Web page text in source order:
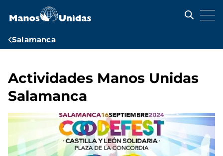
contenido
Ruta
navegación
Salamanca
Actividades Manos Unidas
Salamanca